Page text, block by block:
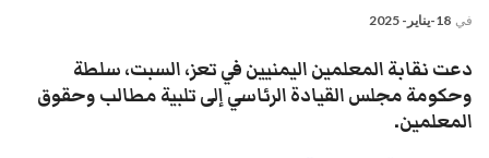
في 18-يناير- 2025
دعت نقابة المعلمين اليمنيين في تعز، السبت، سلطة
وحكومة مجلس القيادة الرئاسي إلى تلبية مطالب وحقوق
المعلمين.